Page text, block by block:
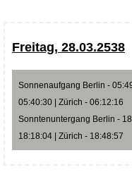
Freitag, 28.03.2538
Sonnenaufgang Berlin -
05:40:30 | Zürich - 06:12:16
Sonntenuntergang Berlin -
18:18:04 | Zürich - 18:48:57